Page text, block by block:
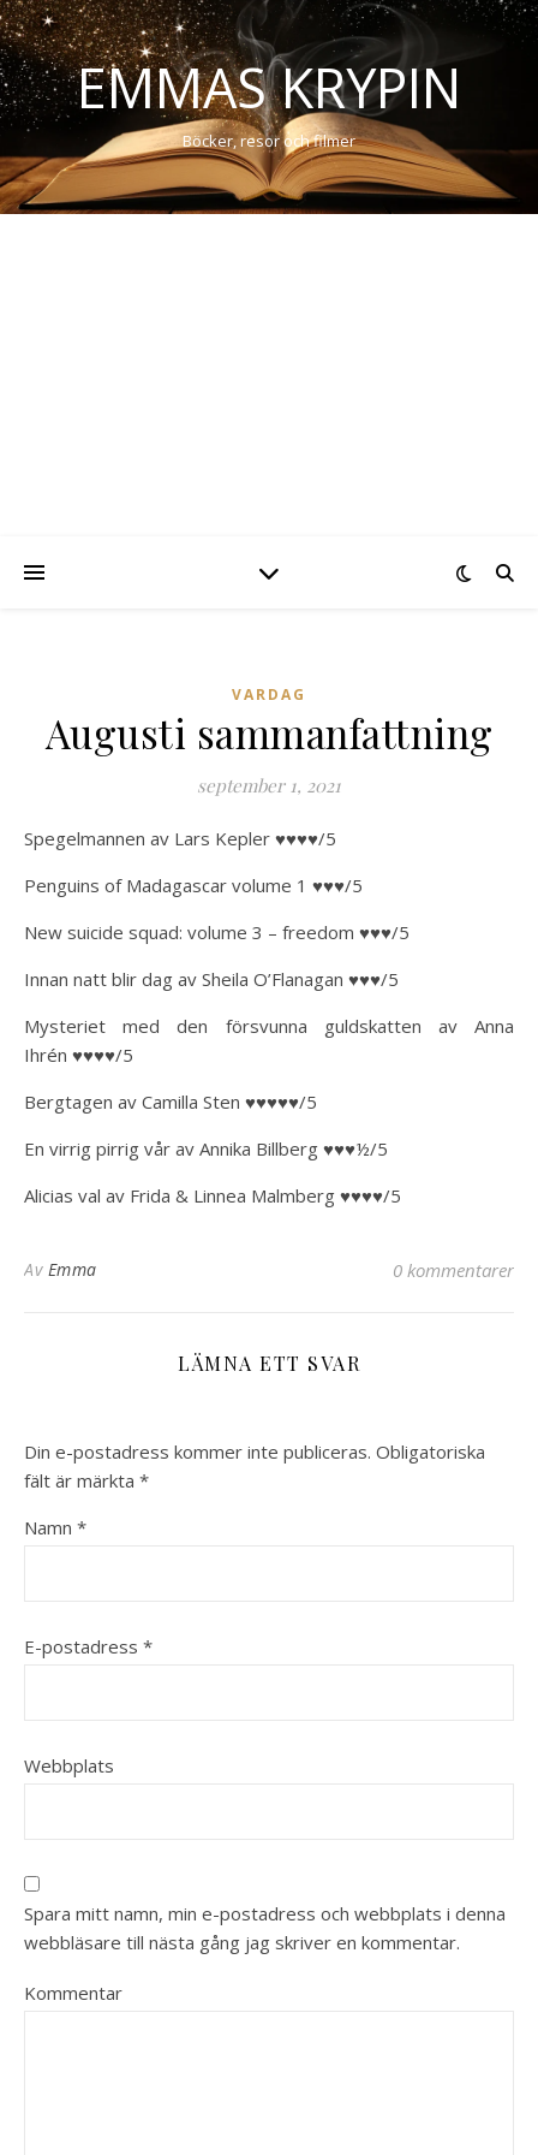
EMMAS KRYPIN
Böcker, resor och filmer
VARDAG
Augusti sammanfattning
september 1, 2021
Spegelmannen av Lars Kepler ♥♥♥♥/5
Penguins of Madagascar volume 1 ♥♥♥/5
New suicide squad: volume 3 – freedom ♥♥♥/5
Innan natt blir dag av Sheila O’Flanagan ♥♥♥/5
Mysteriet med den försvunna guldskatten av Anna
Ihrén ♥♥♥♥/5
Bergtagen av Camilla Sten ♥♥♥♥♥/5
En virrig pirrig vår av Annika Billberg ♥♥♥½/5
Alicias val av Frida & Linnea Malmberg ♥♥♥♥/5
Av Emma 0 kommentarer
LÄMNA ETT SVAR
Din e-postadress kommer inte publiceras. Obligatoriska
fält är märkta *
Namn *
E-postadress *
Webbplats
Spara mitt namn, min e-postadress och webbplats i denna
webbläsare till nästa gång jag skriver en kommentar.
Kommentar